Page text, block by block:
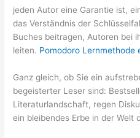
jeden Autor eine Garantie ist,
das Verständnis der
Buches beitragen, Autoren bei
leiten. Pomodoro Lernmethode
Ganz gleich, ob Sie ein
begeisterter Leser sind:
Literaturlandschaft, regen
ein bleibendes Erbe in der Welt